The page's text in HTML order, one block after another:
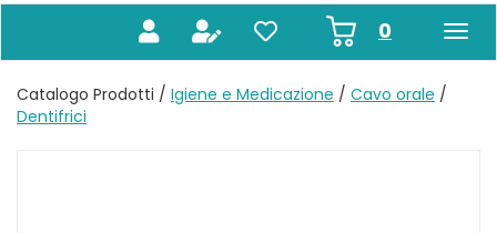
0prodotti
inseriti
Catalogo Prodotti / Igiene e Medicazione / Cavo orale /
Dentifrici